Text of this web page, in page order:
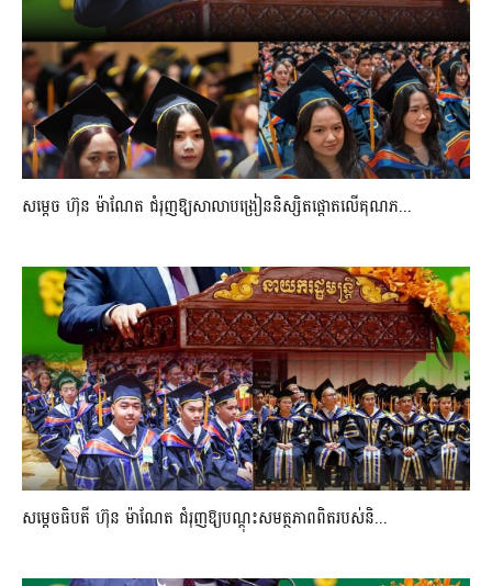
សម្តេច ហ៊ុន ម៉ាណែត ជំរុញឱ្យសាលាបង្រៀននិស្សិតផ្តោតលើគុណភ...
សម្តេចធិបតី ហ៊ុន ម៉ាណែត ជំរុញឱ្យបណ្តុះសមត្ថភាពពិតរបស់និ...